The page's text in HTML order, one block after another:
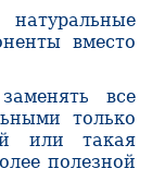
вместо
все
только
или такая
полезной